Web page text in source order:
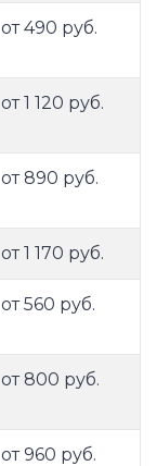
от 490 руб.
от 1 120 руб.
от 890 руб.
от 1 170 руб.
от 560 руб.
от 800 руб.
от 960 руб.